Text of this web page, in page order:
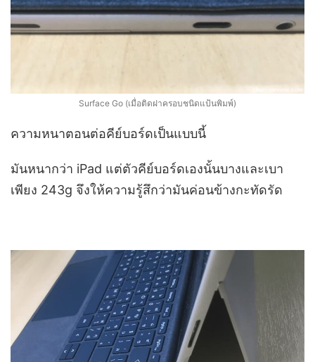
Surface Go (เมื่อติดฝาครอบชนิดแป้นพิมพ์)
ความหนาตอนต่อคีย์บอร์ดเป็นแบบนี้
มันหนากว่า iPad แต่ตัวคีย์บอร์ดเองนั้นบางและเบา
เพียง 243g จึงให้ความรู้สึกว่ามันค่อนข้างกะทัดรัด